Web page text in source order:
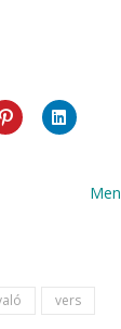
vers